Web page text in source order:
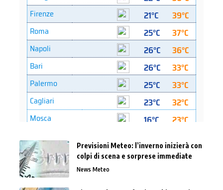
Previsioni Meteo: l’inverno inizierà con
colpi di scena e sorprese immediate
News Meteo